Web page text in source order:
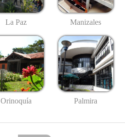
La Paz Manizales
Orinoquía Palmira